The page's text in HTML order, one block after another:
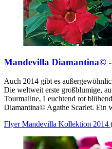
Mandevilla Diamantina©
Auch 2014 gibt es
Die weltweit erste großblumige,
Tourmaline, Leuchtend rot
Diamantina© Agathe Scarlet. Ein
Flyer Mandevilla Kollektion 2014